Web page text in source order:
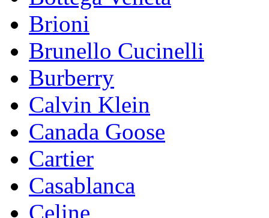
Brioni
Brunello Cucinelli
Burberry
Calvin Klein
Canada Goose
Cartier
Casablanca
Celine